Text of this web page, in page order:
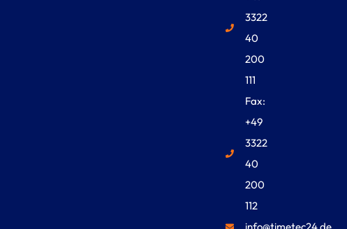
3322
40
200
111
Fax:
+49
3322
40
200
112